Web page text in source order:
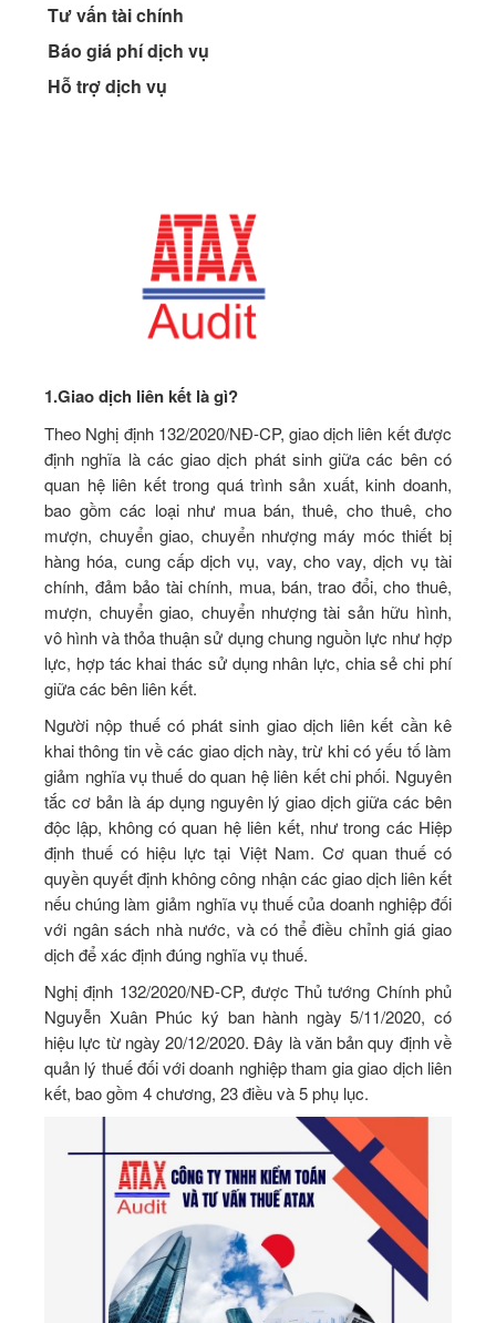
1.Giao dịch liên kết là gì?
Theo Nghị định 132/2020/NĐ-CP, giao dịch liên kết được
định nghĩa là các giao dịch phát sinh giữa các bên có
quan hệ liên kết trong quá trình sản xuất, kinh doanh,
bao gồm các loại như mua bán, thuê, cho thuê, cho
mượn, chuyển giao, chuyển nhượng máy móc thiết bị
hàng hóa, cung cấp dịch vụ, vay, cho vay, dịch vụ tài
chính, đảm bảo tài chính, mua, bán, trao đổi, cho thuê,
mượn, chuyển giao, chuyển nhượng tài sản hữu hình,
vô hình và thỏa thuận sử dụng chung nguồn lực như hợp
lực, hợp tác khai thác sử dụng nhân lực, chia sẻ chi phí
giữa các bên liên kết.
Người nộp thuế có phát sinh giao dịch liên kết cần kê
khai thông tin về các giao dịch này, trừ khi có yếu tố làm
giảm nghĩa vụ thuế do quan hệ liên kết chi phối. Nguyên
tắc cơ bản là áp dụng nguyên lý giao dịch giữa các bên
độc lập, không có quan hệ liên kết, như trong các Hiệp
định thuế có hiệu lực tại Việt Nam. Cơ quan thuế có
quyền quyết định không công nhận các giao dịch liên kết
nếu chúng làm giảm nghĩa vụ thuế của doanh nghiệp đối
với ngân sách nhà nước, và có thể điều chỉnh giá giao
dịch để xác định đúng nghĩa vụ thuế.
Nghị định 132/2020/NĐ-CP, được Thủ tướng Chính phủ
Nguyễn Xuân Phúc ký ban hành ngày 5/11/2020, có
hiệu lực từ ngày 20/12/2020. Đây là văn bản quy định về
quản lý thuế đối với doanh nghiệp tham gia giao dịch liên
kết, bao gồm 4 chương, 23 điều và 5 phụ lục.
Tư vấn tài chính
Báo giá phí dịch vụ
Hỗ trợ dịch vụ